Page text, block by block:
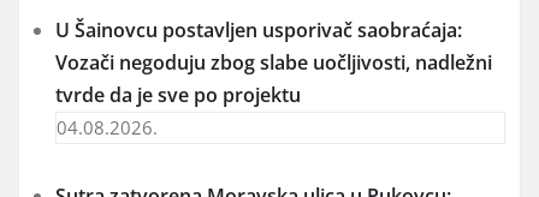
U Šainovcu postavljen usporivač saobraćaja:
Vozači negoduju zbog slabe uočljivosti, nadležni
tvrde da je sve po projektu
04.08.2026.